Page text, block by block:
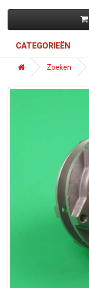
CATEGORIEËN
Zoeken